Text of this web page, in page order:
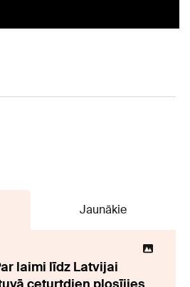
Jaunākie
laimi līdz Latvijai